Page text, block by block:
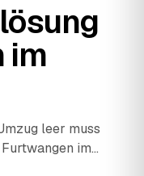
im
leer muss
im
den richtigen